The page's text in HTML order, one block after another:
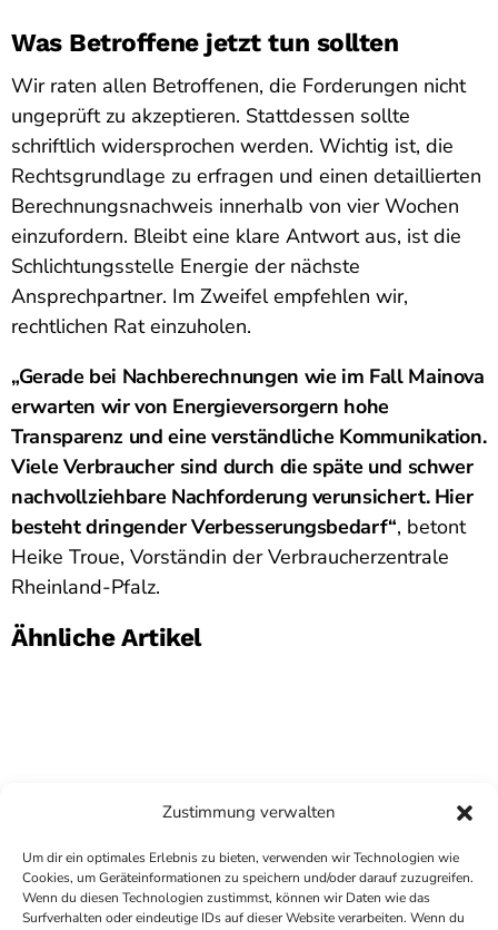
Zustimmung verwalten
Um dir ein optimales Erlebnis zu bieten, verwenden wir Technologien wie
Cookies, um Geräteinformationen zu speichern und/oder darauf zuzugreifen.
Wenn du diesen Technologien zustimmst, können wir Daten wie das
Surfverhalten oder eindeutige IDs auf dieser Website verarbeiten. Wenn du
Was Betroffene jetzt tun sollten
Wir raten allen Betroffenen, die Forderungen nicht
ungeprüft zu akzeptieren. Stattdessen sollte
schriftlich widersprochen werden. Wichtig ist, die
Rechtsgrundlage zu erfragen und einen detaillierten
Berechnungsnachweis innerhalb von vier Wochen
einzufordern. Bleibt eine klare Antwort aus, ist die
Schlichtungsstelle Energie der nächste
Ansprechpartner. Im Zweifel empfehlen wir,
rechtlichen Rat einzuholen.
„Gerade bei Nachberechnungen wie im Fall Mainova
erwarten wir von Energieversorgern hohe
Transparenz und eine verständliche Kommunikation.
Viele Verbraucher sind durch die späte und schwer
nachvollziehbare Nachforderung verunsichert. Hier
besteht dringender Verbesserungsbedarf“, betont
Heike Troue, Vorständin der Verbraucherzentrale
Rheinland-Pfalz.
Ähnliche Artikel